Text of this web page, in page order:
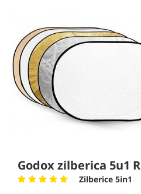
Godox zilberica 5u1
Zilberice 5in1